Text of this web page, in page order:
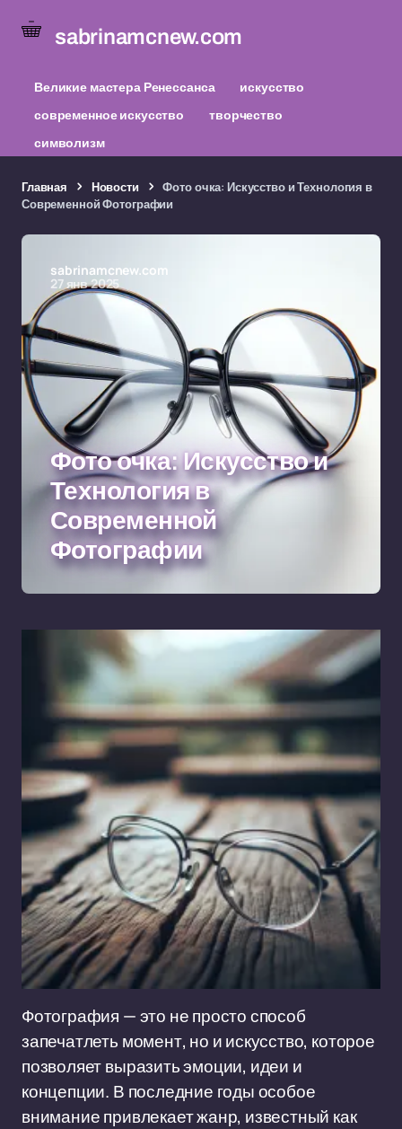
sabrinamcnew.com
Великие мастера Ренессанса
искусство
современное искусство
творчество
символизм
Главная Новости
Фото очка: Искусство и Технология в
Современной Фотографии
sabrinamcnew.com
27 янв 2025
Фото очка: Искусство и
Технология в
Современной
Фотографии
Фотография — это не просто способ
запечатлеть момент, но и искусство, которое
позволяет выразить эмоции, идеи и
концепции. В последние годы особое
внимание привлекает жанр, известный как